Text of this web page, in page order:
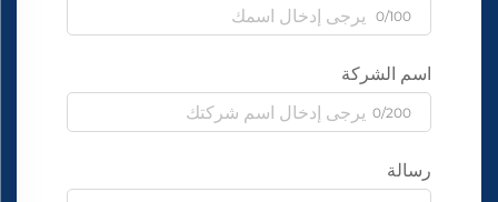
0/100
اسم الشركة
0/200
رسالة